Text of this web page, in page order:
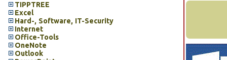
TIPPTREE
Excel
Hard-, Software, IT-Security
Internet
Office-Tools
OneNote
Outlook